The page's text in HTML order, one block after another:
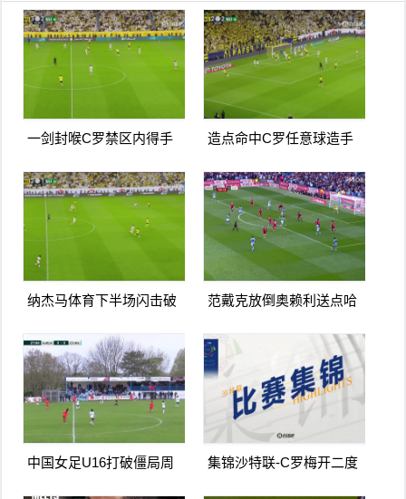
一剑封喉C罗禁区内得手
967球
造点命中C罗任意球造手
球
纳杰马体育下半场闪击破
得手
范戴克放倒奥赖利送点哈
浦
中国女足U16打破僵局周
集锦沙特联-C罗梅开二度